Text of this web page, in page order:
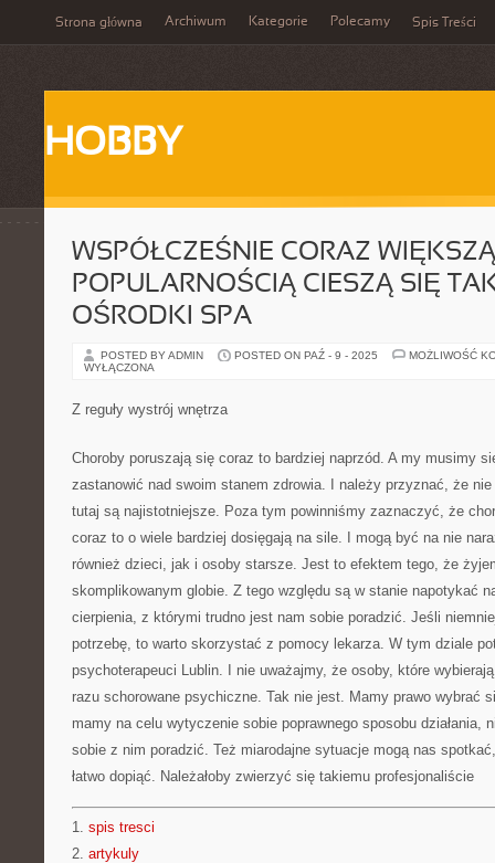
Strona główna Archiwum Kategorie Polecamy Spis Treści
HOBBY
WSPÓŁCZEŚNIE CORAZ WIĘKSZĄ
POPULARNOŚCIĄ CIESZĄ SIĘ
OŚRODKI SPA
POSTED BY ADMIN POSTED ON PAŹ - 9 - 2025
MOŻLIWOŚĆ
WYŁĄCZONA
Z reguły wystrój wnętrza
Choroby poruszają się coraz to bardziej naprzód. A my musimy
zastanowić nad swoim stanem zdrowia. I należy przyznać, że
tutaj są najistotniejsze. Poza tym powinniśmy zaznaczyć, że
coraz to o wiele bardziej dosięgają na sile. I mogą być na nie
również dzieci, jak i osoby starsze. Jest to efektem tego, że
skomplikowanym globie. Z tego względu są w stanie napotykać
cierpienia, z którymi trudno jest nam sobie poradzić. Jeśli
potrzebę, to warto skorzystać z pomocy lekarza. W tym dziale
psychoterapeuci Lublin. I nie uważajmy, że osoby, które
razu schorowane psychiczne. Tak nie jest. Mamy prawo wybrać
mamy na celu wytyczenie sobie poprawnego sposobu działania,
sobie z nim poradzić. Też miarodajne sytuacje mogą nas
łatwo dopiąć. Należałoby zwierzyć się takiemu profesjonaliście
1. spis tresci
2. artykuly